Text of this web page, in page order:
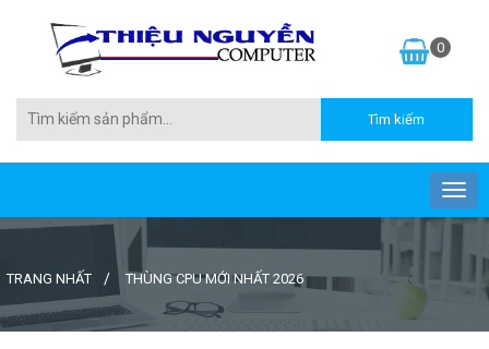
0
TRANG NHẤT THÙNG CPU MỚI NHẤT 2026